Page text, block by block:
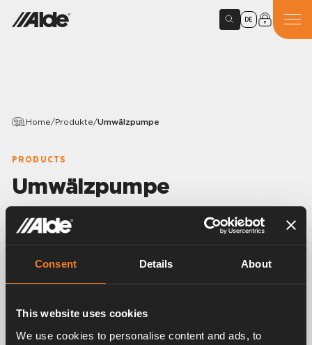
Consent Details About
This website uses cookies
We use cookies to personalise content and ads, to
DE
Home/Produkte/Umwälzpumpe
PRODUCTS
Umwälzpumpe
Article number:
sollen.
Die Umwälzpumpe kann entweder über einen Schalter
„Motorheizung“, gesteuert werden (dann ist die
Optionsboard 3020023 erforderlich).